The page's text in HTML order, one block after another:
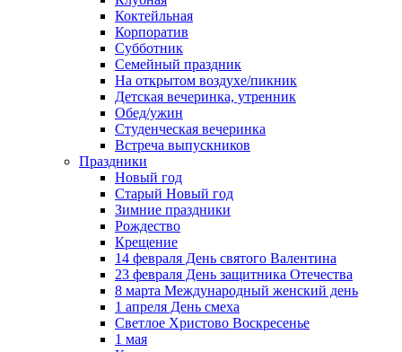
Коктейльная
Корпоратив
Субботник
Семейный праздник
На открытом воздухе/пикник
Детская вечеринка, утренник
Обед/ужин
Студенческая вечеринка
Встреча выпускников
Праздники
Новый год
Старый Новый год
Зимние праздники
Рождество
Крещение
14 февраля День святого Валентина
23 февраля День защитника Отечества
8 марта Международный женский день
1 апреля День смеха
Светлое Христово Воскресенье
1 мая